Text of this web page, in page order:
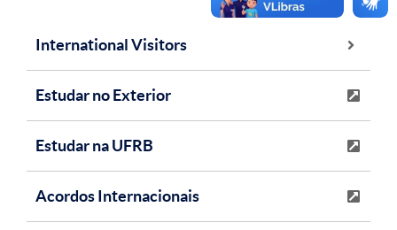
International Visitors
Estudar no Exterior
Estudar na UFRB
Acordos Internacionais